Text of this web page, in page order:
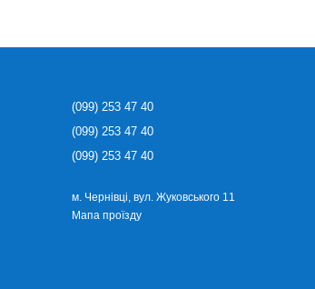
(099) 253 47 40
(099) 253 47 40
(099) 253 47 40
м. Чернівці, вул. Жуковського 11
Мапа проїзду